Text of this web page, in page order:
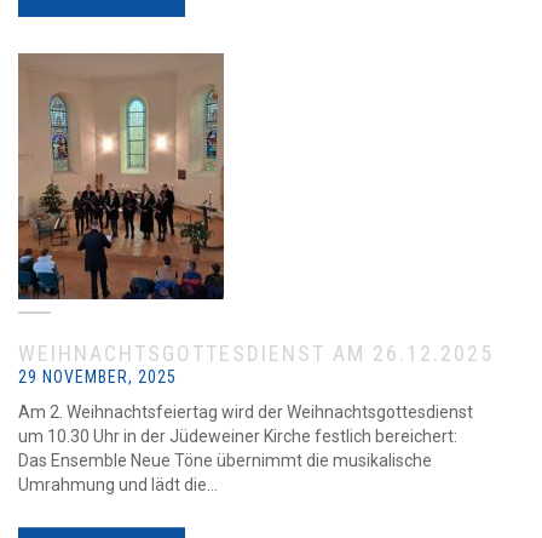
WEIHNACHTSGOTTESDIENST AM 26.12.2025
29 NOVEMBER, 2025
Am 2. Weihnachtsfeiertag wird der Weihnachtsgottesdienst
um 10.30 Uhr in der Jüdeweiner Kirche festlich bereichert:
Das Ensemble Neue Töne übernimmt die musikalische
Umrahmung und lädt die...